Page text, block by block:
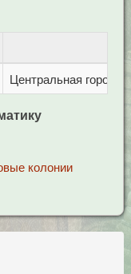
Центральная
колонии